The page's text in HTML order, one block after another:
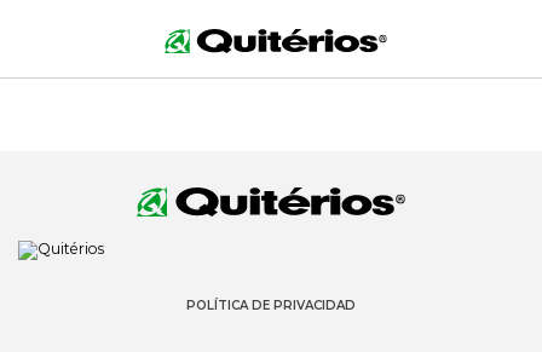
POLÍTICA DE PRIVACIDAD